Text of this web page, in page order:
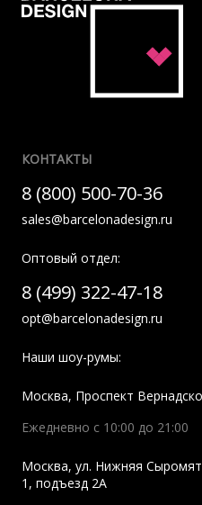
КОНТАКТЫ
8 (800) 500-70-36
sales@barcelonadesign.ru
Оптовый отдел:
8 (499) 322-47-18
opt@barcelonadesign.ru
Наши шоу-румы:
Москва, Проспект
Ежедневно с 10:00 до 21:00
Москва, ул. Нижняя
1, подъезд 2A